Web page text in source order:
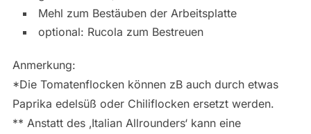
Mehl zum Bestäuben der Arbeitsplatte
optional: Rucola zum Bestreuen
Anmerkung:
*Die Tomatenflocken können zB auch durch etwas
Paprika edelsüß oder Chiliflocken ersetzt werden.
** Anstatt des ‚Italian Allrounders‘ kann eine